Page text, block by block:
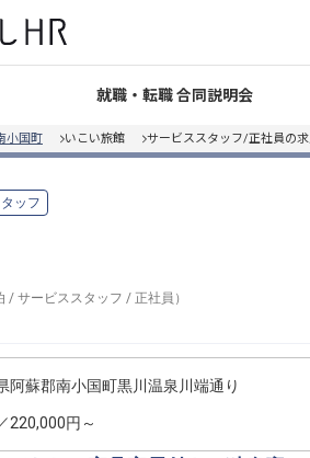
就職・転職 合同説明会
小国町 いこい旅館 サービススタッフ/正社員の
ッフ
/ サービススタッフ / 正社員 ）
阿蘇郡南小国町黒川温泉川端通り
220,000円～